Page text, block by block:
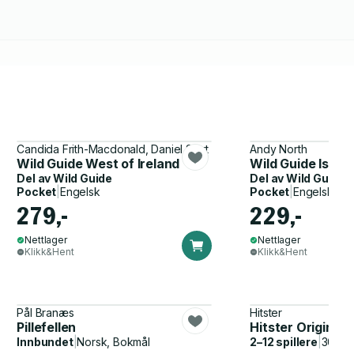
Candida Frith-Macdonald, Daniel Start
Wild Guide West of Ireland
Del avWild Guide
Pocket Engelsk
279,-
Nettlager
Klikk&Hent
Andy North
Wild Guide Isle
Del avWild Guide
Pocket |Engelsk
229,-
Nettlager
Klikk&Hent
Pål Branæs
Pillefellen
Innbundet|Norsk, Bokmål
Hitster
Hitster Original
2–12 spillere